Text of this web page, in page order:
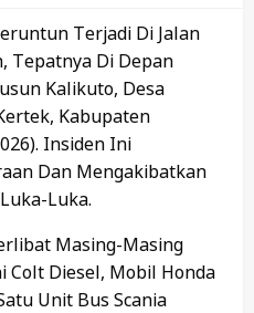
Terjadi Di Jalan
Tepatnya Di Depan
Kalikuto, Desa
Kabupaten
Insiden Ini
Dan Mengakibatkan
Luka.
Masing-Masing
Diesel, Mobil Honda
Unit Bus Scania